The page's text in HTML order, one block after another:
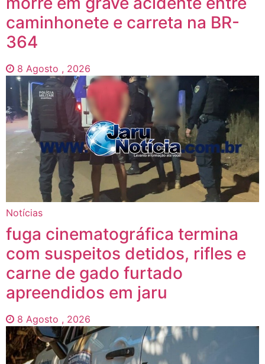
caminhonete e carreta na BR-
364
8 Agosto , 2026
Notícias
fuga cinematográfica termina
com suspeitos detidos, rifles e
carne de gado furtado
apreendidos em jaru
8 Agosto , 2026